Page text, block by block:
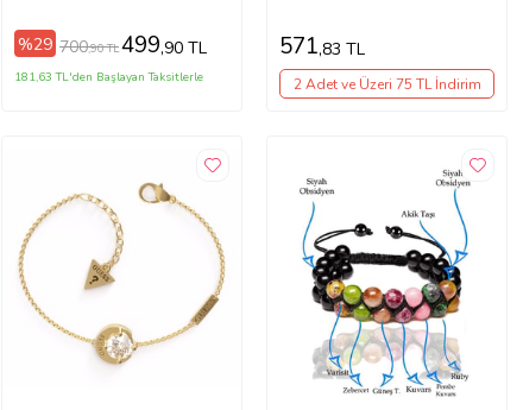
%29 700,90 TL499,90 TL
181,63 TL'den Başlayan Taksitlerle
571,83 TL
2 Adet ve Üzeri 75 TL İndirim